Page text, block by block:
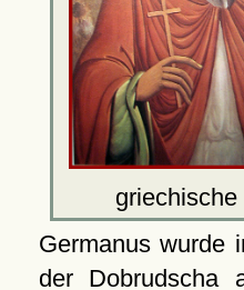
griechische
Germanus wurde
der Dobrudscha